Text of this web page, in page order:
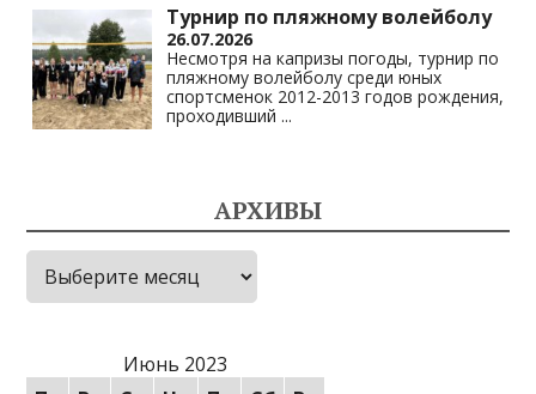
Турнир по пляжному волейболу
26.07.2026
Несмотря на капризы погоды, турнир по
пляжному волейболу среди юных
спортсменок 2012-2013 годов рождения,
проходивший ...
АРХИВЫ
Архивы
Июнь 2023